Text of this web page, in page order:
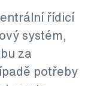
řídicí
systém,
za
potřeby